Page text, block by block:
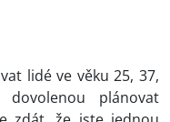
lidé ve věku 25, 37,
plánovat